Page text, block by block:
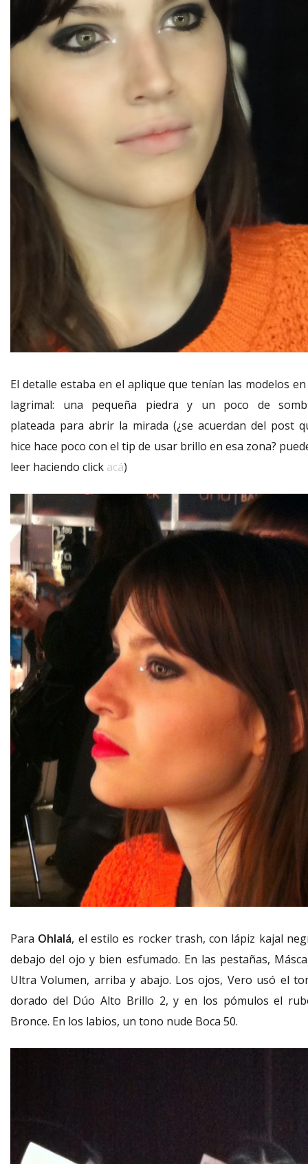
El detalle estaba en el aplique que tenían las modelos
lagrimal: una pequeña piedra y un poco de
plateada para abrir la mirada (¿se acuerdan del post
hice hace poco con el tip de usar brillo en esa zona?
leer haciendo click acá)
Para Ohlalá, el estilo es rocker trash, con lápiz kajal
debajo del ojo y bien esfumado. En las pestañas,
Ultra Volumen, arriba y abajo. Los ojos, Vero usó el
dorado del Dúo Alto Brillo 2, y en los pómulos el
Bronce. En los labios, un tono nude Boca 50.